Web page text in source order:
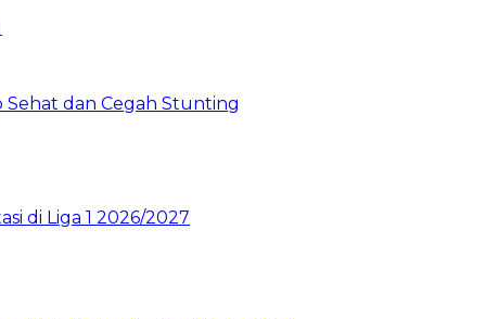
Sehat dan Cegah Stunting
di Liga 1 2026/2027